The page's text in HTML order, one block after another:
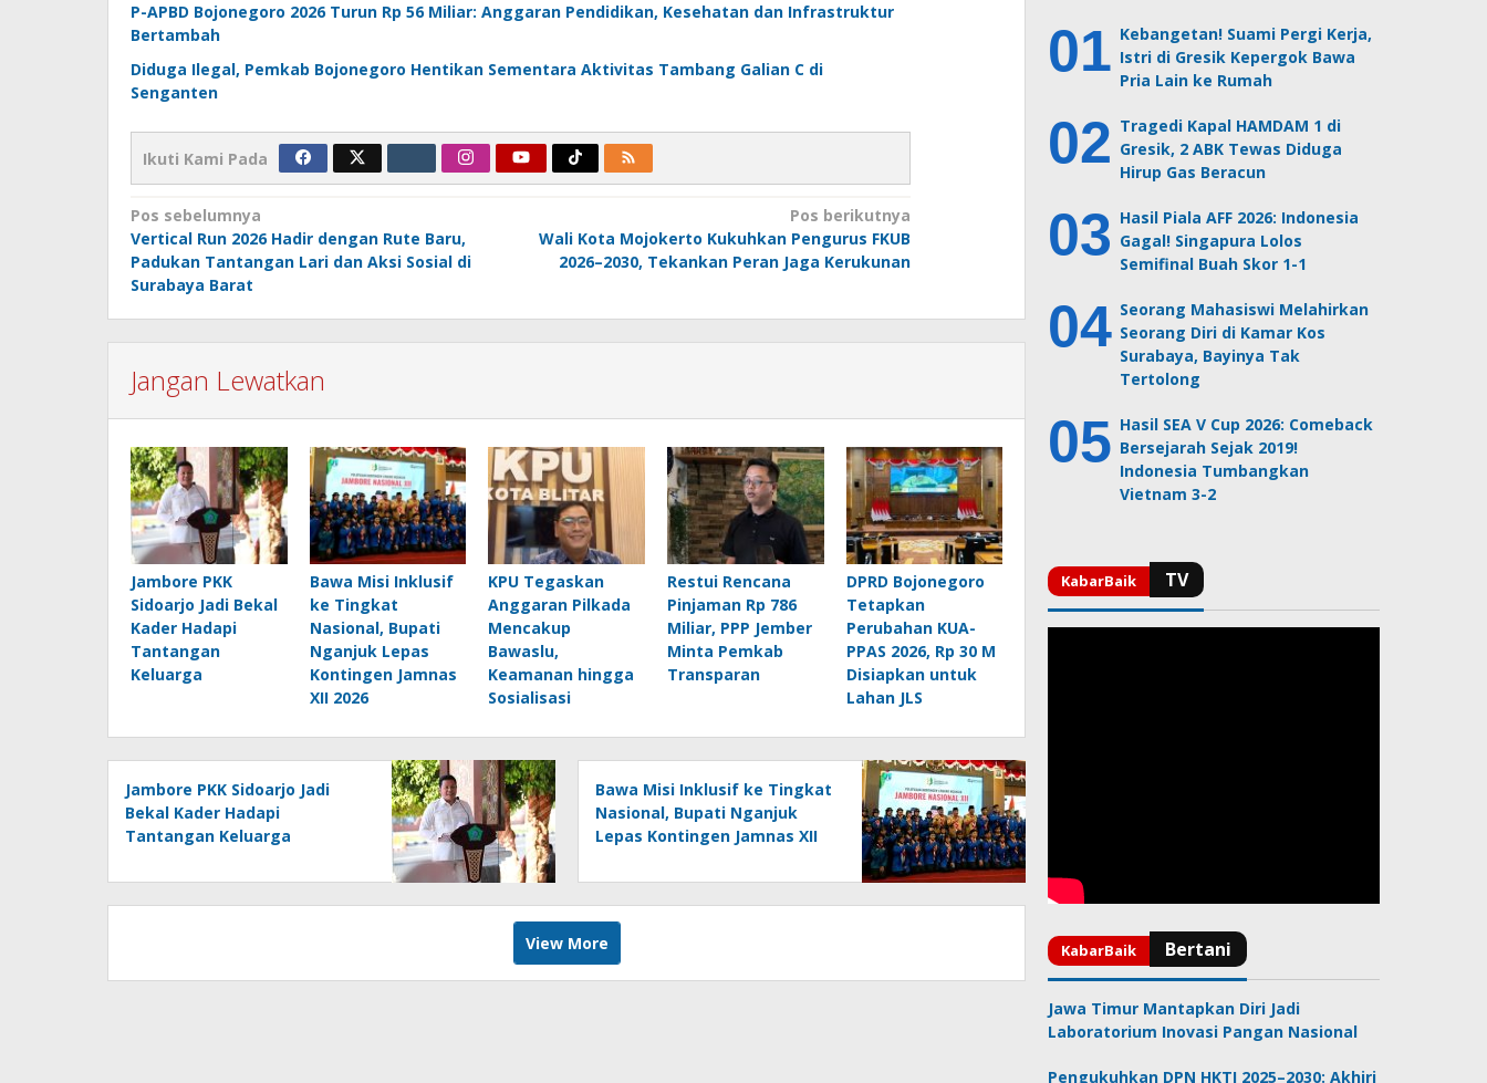
P-APBD Bojonegoro 2026 Turun Rp 56 Miliar: Anggaran Pendidikan, Kesehatan dan Infrastruktur
Bertambah
Diduga Ilegal, Pemkab Bojonegoro Hentikan Sementara Aktivitas Tambang Galian C di
Senganten
Ikuti Kami Pada
Navigasi
pos
Pos sebelumnya
Vertical Run 2026 Hadir dengan Rute Baru,
Padukan Tantangan Lari dan Aksi Sosial di
Surabaya Barat
Pos berikutnya
Wali Kota Mojokerto Kukuhkan Pengurus FKUB
2026–2030, Tekankan Peran Jaga Kerukunan
Jangan Lewatkan
Jambore PKK
Sidoarjo Jadi Bekal
Kader Hadapi
Tantangan
Keluarga
Bawa Misi Inklusif
ke Tingkat
Nasional, Bupati
Nganjuk Lepas
Kontingen Jamnas
XII 2026
KPU Tegaskan
Anggaran Pilkada
Mencakup
Bawaslu,
Keamanan hingga
Sosialisasi
Restui Rencana
Pinjaman Rp 786
Miliar, PPP Jember
Minta Pemkab
Transparan
DPRD Bojonegoro
Tetapkan
Perubahan KUA-
PPAS 2026, Rp 30 M
Disiapkan untuk
Lahan JLS
Jambore PKK Sidoarjo Jadi
Bekal Kader Hadapi
Tantangan Keluarga
Bawa Misi Inklusif ke Tingkat
Nasional, Bupati Nganjuk
Lepas Kontingen Jamnas XII
View More
Kebangetan! Suami Pergi Kerja,
Istri di Gresik Kepergok Bawa
Pria Lain ke Rumah
Tragedi Kapal HAMDAM 1 di
Gresik, 2 ABK Tewas Diduga
Hirup Gas Beracun
Hasil Piala AFF 2026: Indonesia
Gagal! Singapura Lolos
Semifinal Buah Skor 1-1
Seorang Mahasiswi Melahirkan
Seorang Diri di Kamar Kos
Surabaya, Bayinya Tak
Tertolong
Hasil SEA V Cup 2026: Comeback
Bersejarah Sejak 2019!
Indonesia Tumbangkan
Vietnam 3-2
Jawa Timur Mantapkan Diri Jadi
Laboratorium Inovasi Pangan Nasional
Pengukuhkan DPN HKTI 2025–2030: Akhiri